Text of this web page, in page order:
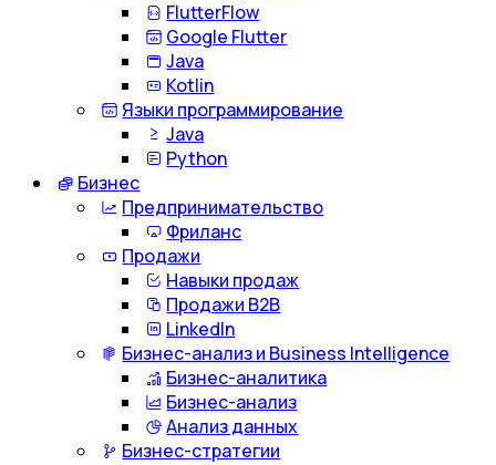
FlutterFlow
Google Flutter
Java
Kotlin
Языки программирование
Java
Python
Бизнес
Предпринимательство
Фриланс
Продажи
Навыки продаж
Продажи B2B
LinkedIn
Бизнес-анализ и Business Intelligence
Бизнес-аналитика
Бизнес-анализ
Анализ данных
Бизнес-стратегии